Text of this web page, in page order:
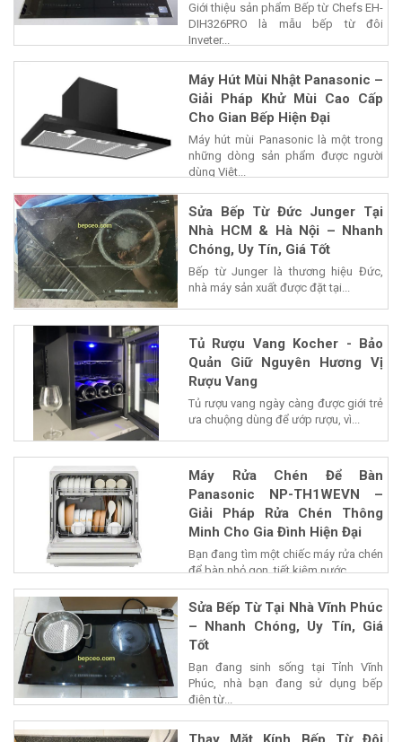
Giới thiệu sản phẩm Bếp từ Chefs EH-
DIH326PRO là mẫu bếp từ đôi
Inveter...
Máy Hút Mùi Nhật Panasonic –
Giải Pháp Khử Mùi Cao Cấp
Cho Gian Bếp Hiện Đại
Máy hút mùi Panasonic là một trong
những dòng sản phẩm được người
dùng Việt...
Sửa Bếp Từ Đức Junger Tại
Nhà HCM & Hà Nội – Nhanh
Chóng, Uy Tín, Giá Tốt
Bếp từ Junger là thương hiệu Đức,
nhà máy sản xuất được đặt tại...
Tủ Rượu Vang Kocher - Bảo
Quản Giữ Nguyên Hương Vị
Rượu Vang
Tủ rượu vang ngày càng được giới trẻ
ưa chuộng dùng để ướp rượu, vì...
Máy Rửa Chén Để Bàn
Panasonic NP-TH1WEVN –
Giải Pháp Rửa Chén Thông
Minh Cho Gia Đình Hiện Đại
Bạn đang tìm một chiếc máy rửa chén
để bàn nhỏ gọn, tiết kiệm nước...
Sửa Bếp Từ Tại Nhà Vĩnh Phúc
– Nhanh Chóng, Uy Tín, Giá
Tốt
Bạn đang sinh sống tại Tỉnh Vĩnh
Phúc, nhà bạn đang sử dụng bếp
điện từ...